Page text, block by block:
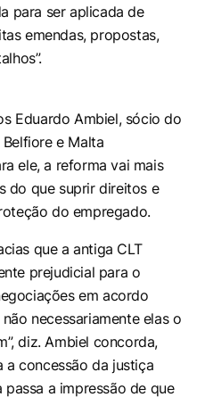
para ser aplicada de
emendas, propostas,
Eduardo Ambiel, sócio do
e Malta
ele, a reforma vai mais
do que suprir direitos e
do empregado.
que a antiga CLT
prejudicial para o
em acordo
necessariamente elas o
diz. Ambiel concorda,
concessão da justiça
a impressão de que